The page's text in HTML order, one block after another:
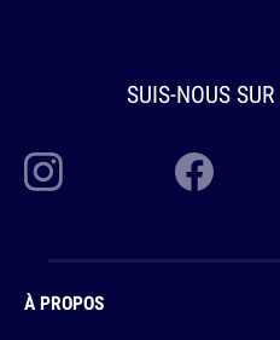
SUIS-NOUS SUR
À PROPOS